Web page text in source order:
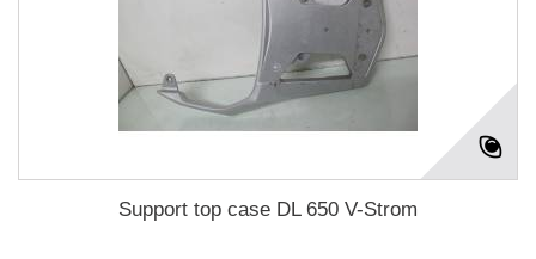
Support top case DL 650 V-Strom